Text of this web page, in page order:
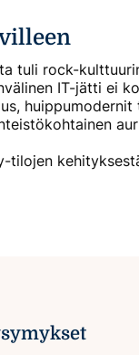
tuli rock-
IT-jätti ei
tilojen